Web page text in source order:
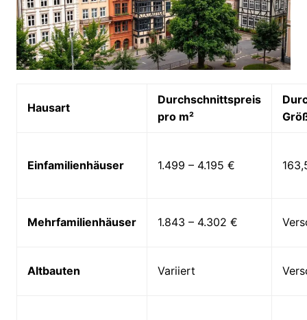
Hausart
Durchschnittspreis
pro m²
Einfamilienhäuser 1.499 – 4.195 €
Mehrfamilienhäuser 1.843 – 4.302 €
Altbauten Variiert